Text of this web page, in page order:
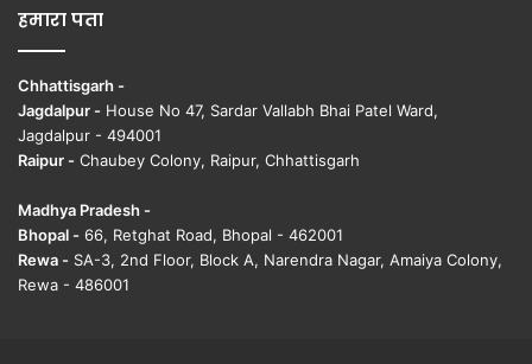
हमारा पता
Chhattisgarh -
Jagdalpur - House No 47, Sardar Vallabh Bhai Patel Ward,
Jagdalpur - 494001
Raipur - Chaubey Colony, Raipur, Chhattisgarh
Madhya Pradesh -
Bhopal - 66, Retghat Road, Bhopal - 462001
Rewa - SA-3, 2nd Floor, Block A, Narendra Nagar, Amaiya Colony,
Rewa - 486001